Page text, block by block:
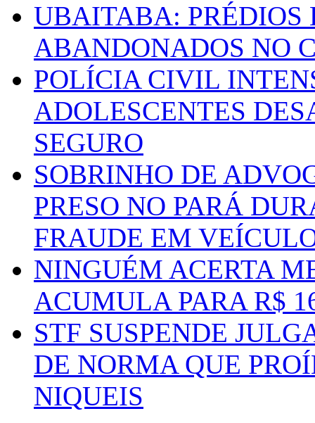
UBAITABA: PRÉDIOS
ABANDONADOS NO
POLÍCIA CIVIL
ADOLESCENTES
SEGURO
SOBRINHO DE
PRESO NO PARÁ
FRAUDE EM
NINGUÉM ACERTA
ACUMULA PARA R$
STF SUSPENDE
DE NORMA QUE
NIQUEIS